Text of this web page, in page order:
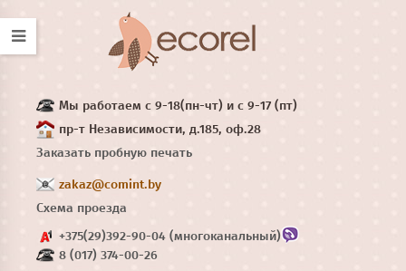
Мы работаем с 9-18(пн-чт) и с 9-17 (пт)
пр-т Независимости, д.185, оф.28
Заказать пробную печать
zakaz@comint.by
Схема проезда
+375(29)392-90-04 (многоканальный)
8 (017) 374-00-26